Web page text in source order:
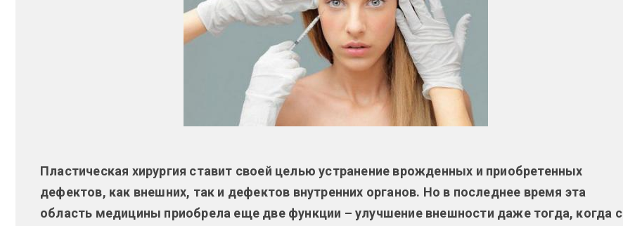
Пластическая хирургия ставит своей целью устранение врожденных и приобретенных
дефектов, как внешних, так и дефектов внутренних органов. Но в последнее время эта
область медицины приобрела еще две функции – улучшение внешности даже тогда, когда с